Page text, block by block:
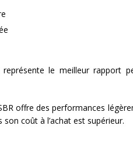
le meilleur rapport
offre des performances
son coût à l’achat est supérieur.